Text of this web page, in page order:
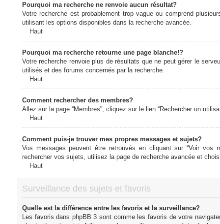
Pourquoi ma recherche ne renvoie aucun résultat?
Votre recherche est probablement trop vague ou comprend
utilisant les options disponibles dans la recherche avancée.
Haut
Pourquoi ma recherche retourne une page blanche!?
Votre recherche renvoie plus de résultats que ne peut gérer le
utilisés et des forums concernés par la recherche.
Haut
Comment rechercher des membres?
Allez sur la page “Membres”, cliquez sur le lien “Rechercher un
Haut
Comment puis-je trouver mes propres messages et sujets?
Vos messages peuvent être retrouvés en cliquant sur “Voir vos
rechercher vos sujets, utilisez la page de recherche avancée et
Haut
Surveillance des sujets et favoris
Quelle est la différence entre les favoris et la surveillance?
Les favoris dans phpBB 3 sont comme les favoris de votre